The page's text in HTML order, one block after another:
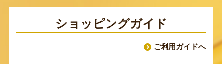
ショッピングガイド
ご利用ガイドへ